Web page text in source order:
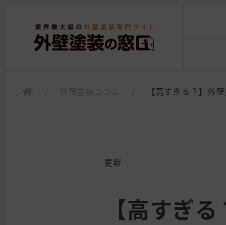
【高すぎる？】外
更新
【高すぎ